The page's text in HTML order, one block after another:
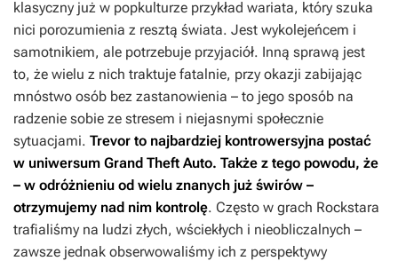
klasyczny już w popkulturze przykład wariata, który szuka
nici porozumienia z resztą świata. Jest wykolejeńcem i
samotnikiem, ale potrzebuje przyjaciół. Inną sprawą jest
to, że wielu z nich traktuje fatalnie, przy okazji zabijając
mnóstwo osób bez zastanowienia – to jego sposób na
radzenie sobie ze stresem i niejasnymi społecznie
sytuacjami. Trevor to najbardziej kontrowersyjna postać
w uniwersum Grand Theft Auto. Także z tego powodu, że
– w odróżnieniu od wielu znanych już świrów –
otrzymujemy nad nim kontrolę. Często w grach Rockstara
trafialiśmy na ludzi złych, wściekłych i nieobliczalnych –
zawsze jednak obserwowaliśmy ich z perspektywy